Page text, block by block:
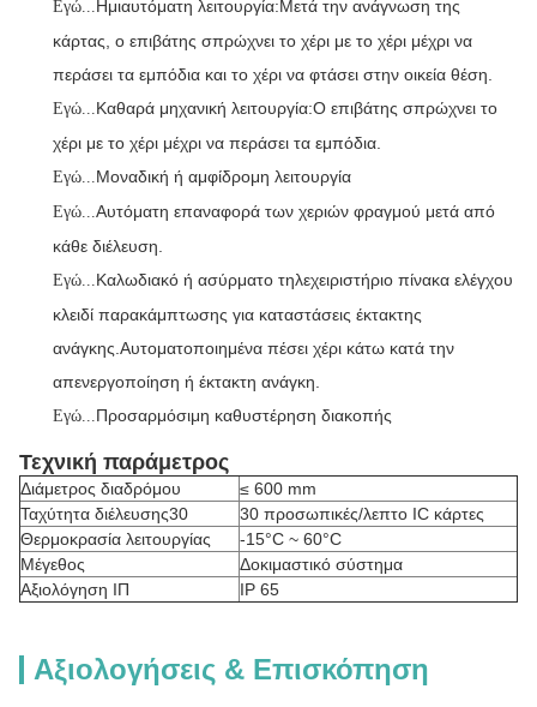
Εγώ... Ημιαυτόματη λειτουργία:Μετά την ανάγνωση της
κάρτας, ο επιβάτης σπρώχνει το χέρι με το χέρι μέχρι να
περάσει τα εμπόδια και το χέρι να φτάσει στην οικεία θέση.
Εγώ...Καθαρά μηχανική λειτουργία:Ο επιβάτης σπρώχνει το
χέρι με το χέρι μέχρι να περάσει τα εμπόδια.
Εγώ...Μοναδική ή αμφίδρομη λειτουργία
Εγώ...Αυτόματη επαναφορά των χεριών φραγμού μετά από
κάθε διέλευση.
Εγώ...Καλωδιακό ή ασύρματο τηλεχειριστήριο πίνακα ελέγχου
κλειδί παρακάμπτωσης για καταστάσεις έκτακτης
ανάγκης.Αυτοματοποιημένα πέσει χέρι κάτω κατά την
απενεργοποίηση ή έκτακτη ανάγκη.
Εγώ...Προσαρμόσιμη καθυστέρηση διακοπής
Τεχνική παράμετρος
Διάμετρος διαδρόμου
≤ 600 mm
Ταχύτητα διέλευσης30
30 προσωπικές/λεπτο IC κάρτες
Θερμοκρασία λειτουργίας
-15°C ~ 60°C
Μέγεθος
Δοκιμαστικό σύστημα
Αξιολόγηση ΙΠ
IP 65
Αξιολογήσεις & Επισκόπηση